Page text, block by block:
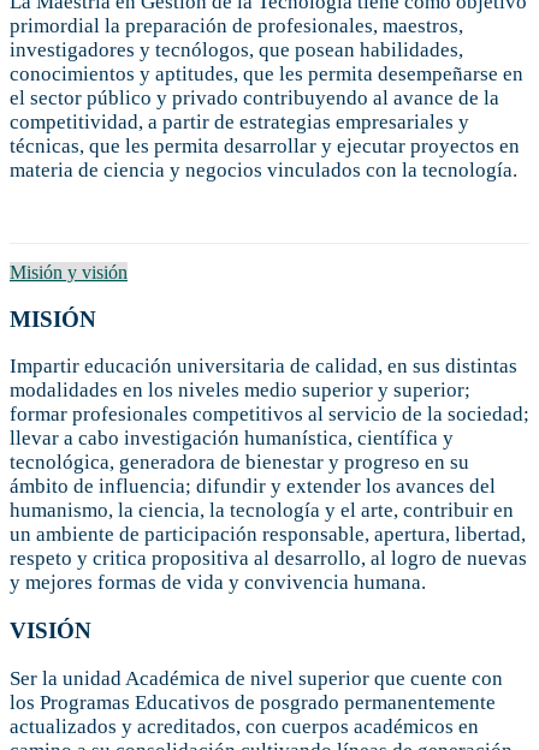
primordial la preparación de profesionales, maestros,
investigadores y tecnólogos, que posean habilidades,
conocimientos y aptitudes, que les permita desempeñarse en
el sector público y privado contribuyendo al avance de la
competitividad, a partir de estrategias empresariales y
técnicas, que les permita desarrollar y ejecutar proyectos en
materia de ciencia y negocios vinculados con la tecnología.
Misión y visión
MISIÓN
Impartir educación universitaria de calidad, en sus distintas
modalidades en los niveles medio superior y superior;
formar profesionales competitivos al servicio de la sociedad;
llevar a cabo investigación humanística, científica y
tecnológica, generadora de bienestar y progreso en su
ámbito de influencia; difundir y extender los avances del
humanismo, la ciencia, la tecnología y el arte, contribuir en
un ambiente de participación responsable, apertura, libertad,
respeto y critica propositiva al desarrollo, al logro de nuevas
y mejores formas de vida y convivencia humana.
VISIÓN
Ser la unidad Académica de nivel superior que cuente con
los Programas Educativos de posgrado permanentemente
actualizados y acreditados, con cuerpos académicos en